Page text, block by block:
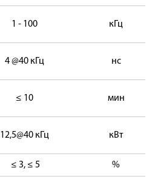
1 - 100 кГц
4 @40 кГц нс
≤ 10 мин
12,5@40 кГц кВт
≤ 3, ≤ 5 %